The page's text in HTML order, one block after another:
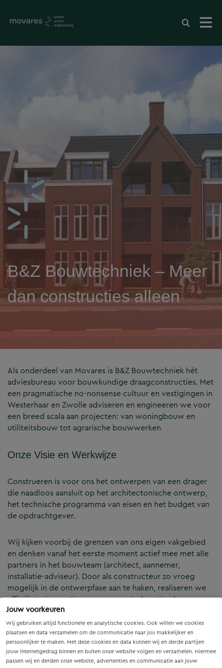
Jouw voorkeuren
Wij gebruiken altijd functionele en analytische cookies. Ook willen we cookies
plaatsen en data verzamelen om de communicatie naar jou makkelijker en
persoonlijker te maken. Met deze cookies en data kunnen wij en derde partijen
jouw internetgedrag binnen en buiten onze website volgen en verzamelen. Hiermee
passen wij en derden onze website, advertenties en communicatie aan jouw
B&Z Bouwtechniek – Meer
dan constructies alleen
Als onderdeel van Movares is B&Z Bouwtechniek hét
adviesbureau voor bouwkundige draagconstructies. Met
een pragmatische no-nonsense cultuur en vestigingen in
Westerhaar en Zwolle adviseren en engineeren we voor
een breed scala aan projecten: van woningbouw en
utiliteitsbouw tot agrarische bouwwerken
Onze Visie en Werkwijze
Construeren is voor ons het ontwerpen van een drager
die naadloos aansluit op het architectonische ontwerp,
het technische programma van eisen en het budget van
de opdrachtgever.
Wij kijken voorbij de grenzen van ons eigen vakgebied
en denken vanaf het eerste moment actief mee met alle
partners in het bouwteam (architect, aannemer,
installatie-adviseur). Door als constructeur zo vroeg
mogelijk in de ontwerpfase aan te haken, realiseren we
efficiënte, innovatieve en economisch optimale
constructies — voor zowel nieuwbouw als renovatie.
Onze Expertises en Activiteiten
B&Z Bouwtechniek verzorgt het volledige constructieve